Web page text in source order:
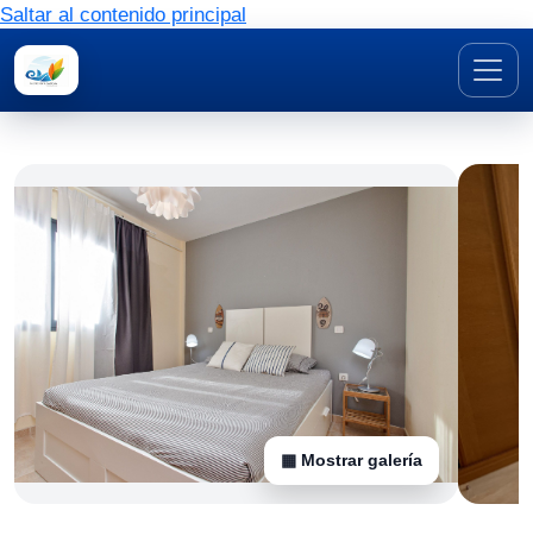
Saltar al contenido principal
▦ Mostrar galería